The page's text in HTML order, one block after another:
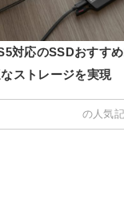
対応のSSDおすす
ストレージを実現
の人気